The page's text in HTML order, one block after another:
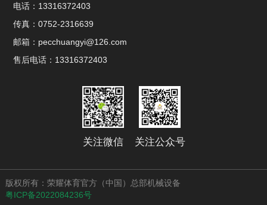
电话：13316372403
传真：0752-2316639
邮箱：pecchuangyi@126.com
售后电话：13316372403
关注微信 关注公众号
版权所有：荣耀体育官方（中国）总部机械设备
粤ICP备2022084236号